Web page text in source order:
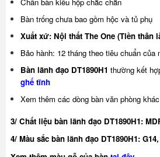
Bàn trống chưa bao gồm hộc và tủ phụ
Xuất xứ: Nội thất The One (Tiền thân
Bảo hành: 12 tháng theo tiêu chuẩn của
Bàn lãnh đạo DT1890H1 thường kết
ghế tĩnh
Xem thêm các dòng bàn văn phòng khác
3/ Chất liệu bàn lãnh đạo DT1890H1:
4/ Màu sắc bàn lãnh đạo DT1890H1: